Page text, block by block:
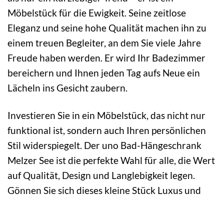
Möbelstück für die Ewigkeit. Seine zeitlose
Eleganz und seine hohe Qualität machen ihn zu
einem treuen Begleiter, an dem Sie viele Jahre
Freude haben werden. Er wird Ihr Badezimmer
bereichern und Ihnen jeden Tag aufs Neue ein
Lächeln ins Gesicht zaubern.
Investieren Sie in ein Möbelstück, das nicht nur
funktional ist, sondern auch Ihren persönlichen
Stil widerspiegelt. Der uno Bad-Hängeschrank
Melzer See ist die perfekte Wahl für alle, die Wert
auf Qualität, Design und Langlebigkeit legen.
Gönnen Sie sich dieses kleine Stück Luxus und